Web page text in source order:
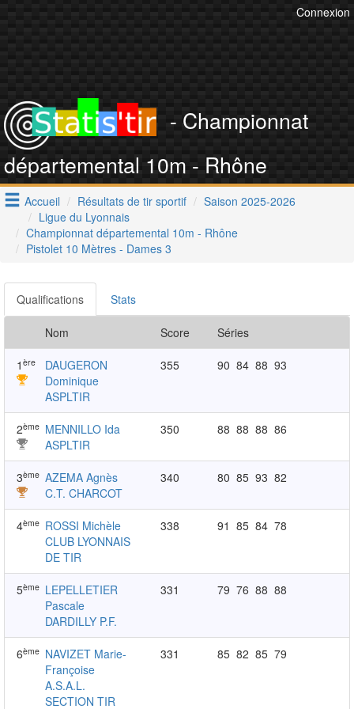
Connexion
- Championnat
départemental 10m - Rhône
Accueil Résultats de tir sportif
Saison 2025-2026
Ligue du Lyonnais
Championnat départemental 10m - Rhône
Pistolet 10 Mètres - Dames 3
Qualifications Stats
Nom Score Séries
1 ère
DAUGERON
Dominique
ASPLTIR
355 90 84 88 93
2ème MENNILLO Ida
ASPLTIR
350 88 88 88 86
3ème AZEMA Agnès
C.T. CHARCOT
340 80 85 93 82
4ème ROSSI Michèle
CLUB LYONNAIS
DE TIR
338 91 85 84 78
5ème LEPELLETIER
Pascale
DARDILLY P.F.
331 79 76 88 88
6ème NAVIZET Marie-
Françoise
A.S.A.L.
SECTION TIR
331 85 82 85 79